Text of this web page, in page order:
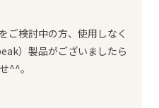
ご検討中の方、使用しなく
）製品がございましたら
^^。